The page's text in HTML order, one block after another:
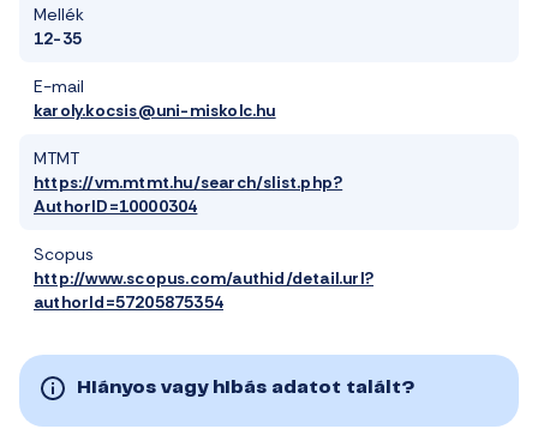
Mellék
12-35
E-mail
karoly.kocsis@uni-miskolc.hu
MTMT
https://vm.mtmt.hu/search/slist.php?
AuthorID=10000304
Scopus
http://www.scopus.com/authid/detail.url?
authorId=57205875354
Hiányos vagy hibás adatot talált?